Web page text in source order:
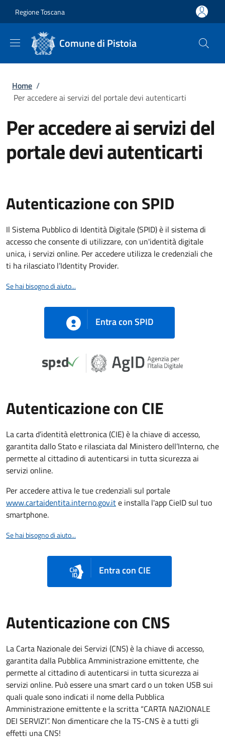
Regione Toscana
Comune di Pistoia
Briciole di pane
Home /
Per accedere ai servizi del portale devi autenticarti
Per accedere ai servizi del
portale devi autenticarti
Autenticazione con SPID
Il Sistema Pubblico di Identità Digitale (SPID) è il sistema di
accesso che consente di utilizzare, con un'identità digitale
unica, i servizi online. Per accedere utilizza le credenziali che
ti ha rilasciato l’Identity Provider.
Se hai bisogno di aiuto...
Entra con SPID
Autenticazione con CIE
La carta d’identità elettronica (CIE) è la chiave di accesso,
garantita dallo Stato e rilasciata dal Ministero dell’Interno, che
permette al cittadino di autenticarsi in tutta sicurezza ai
servizi online.
Per accedere attiva le tue credenziali sul portale
www.cartaidentita.interno.gov.ite installa l'app CieID sul tuo
smartphone.
Se hai bisogno di aiuto...
Entra con CIE
Autenticazione con CNS
La Carta Nazionale dei Servizi (CNS) è la chiave di accesso,
garantita dalla Pubblica Amministrazione emittente, che
permette al cittadino di autenticarsi in tutta sicurezza ai
servizi online. Può essere una smart card o un token USB sui
quali quale sono indicati il nome della Pubblica
Amministrazione emittente e la scritta “CARTA NAZIONALE
DEI SERVIZI”. Non dimenticare che la TS-CNS è a tutti gli
effetti una CNS!